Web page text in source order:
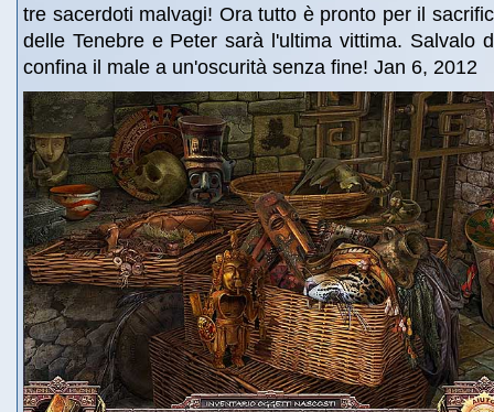
tre sacerdoti malvagi! Ora tutto è pronto per il
delle Tenebre e Peter sarà l'ultima vittima. Salvalo
confina il male a un'oscurità senza fine! Jan 6, 2012